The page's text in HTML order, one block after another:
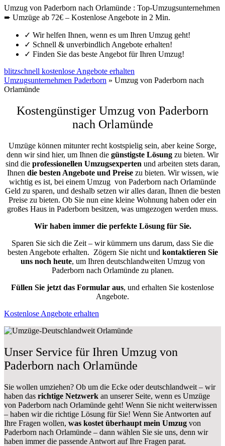
Umzug von Paderborn nach Orlamünde : Top-Umzugsunternehmen
➨ Umzüge ab 72€ – Kostenlose Angebote in 2 Min.
✓ Wir helfen Ihnen, wenn es um Ihren Umzug geht!
✓ Schnell & unverbindlich Angebote erhalten!
✓ Finden Sie das beste Angebot für Ihren Umzug!
blitzschnell kostenlose Angebote erhalten
Umzugsunternehmen Paderborn » Umzug von Paderborn nach
Orlamünde
Kostengünstiger Umzug von Paderborn
nach Orlamünde
Umzüge können mitunter recht kostspielig sein, aber keine Sorge,
denn wir sind hier, um Ihnen die günstigste Lösung zu bieten. Wir
sind die professionellen Umzugsexperten und arbeiten stets daran,
Ihnen die besten Angebote und Preisezu bieten. Wir wissen, wie
wichtig es ist, bei einem Umzug von Paderborn nach Orlamünde
Geld zu sparen, und deshalb setzen wir alles daran, Ihnen die besten
Preise zu bieten. Ob Sie nun eine kleine Wohnung haben oder ein
großes Haus in Paderborn besitzen, was umgezogen werden muss.
Wir haben immer die perfekte Lösung für Sie.
Sparen Sie sich die Zeit – wir kümmern uns darum, dass Sie die
besten Angebote erhalten. Zögern Sie nicht und kontaktieren Sie
uns noch heute, um Ihren deutschlandweiten Umzug von
Paderborn nach Orlamünde zu planen.
Füllen Sie jetzt das Formular aus, und erhalten Sie kostenlose
Angebote.
Kostenlose Angebote erhalten
Unser Service für Ihren Umzug von
Paderborn nach Orlamünde
Sie wollen umziehen? Ob um die Ecke oder deutschlandweit – wir
haben das richtige Netzwerk an unserer Seite, wenn es Umzüge
von Paderborn nach Orlamünde geht! Wenn Sie nicht weiterwissen
– haben wir die richtige Lösung für Sie! Wenn Sie Antworten auf
Ihre Fragen wollen, was kostet überhaupt mein Umzug von
Paderborn nach Orlamünde – dann wählen Sie sie uns, denn wir
haben immer die passende Antwort auf Ihre Fragen parat.